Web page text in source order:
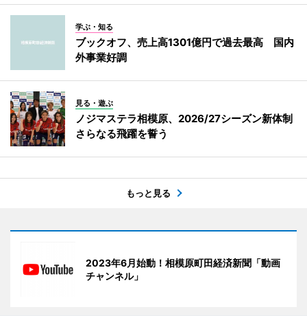
学ぶ・知る
ブックオフ、売上高1301億円で過去最高 国内
外事業好調
見る・遊ぶ
ノジマステラ相模原、2026/27シーズン新体制
さらなる飛躍を誓う
もっと見る
2023年6月始動！相模原町田経済新聞「動画
チャンネル」